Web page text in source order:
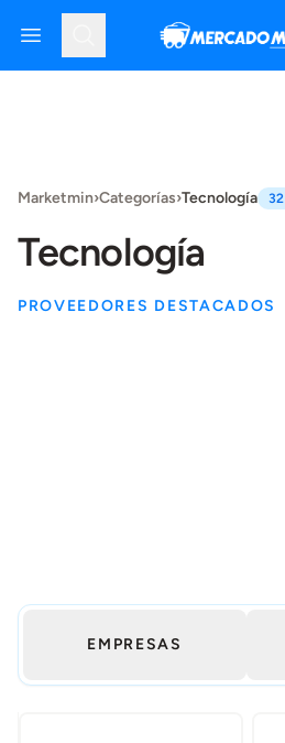
Open menu Mercado Minero
Marketmin›Categorías›Tecnología 32
Tecnología
PROVEEDORES DESTACADOS
EMPRESAS